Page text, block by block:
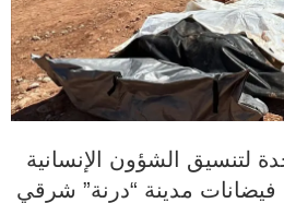
لتنسيق الشؤون الإنسانية
مدينة “درنة” شرقي